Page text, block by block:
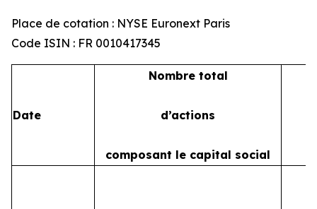
Place de cotation : NYSE Euronext Paris
Code ISIN : FR 0010417345
Date
Nombre total
d’actions
composant le capital social